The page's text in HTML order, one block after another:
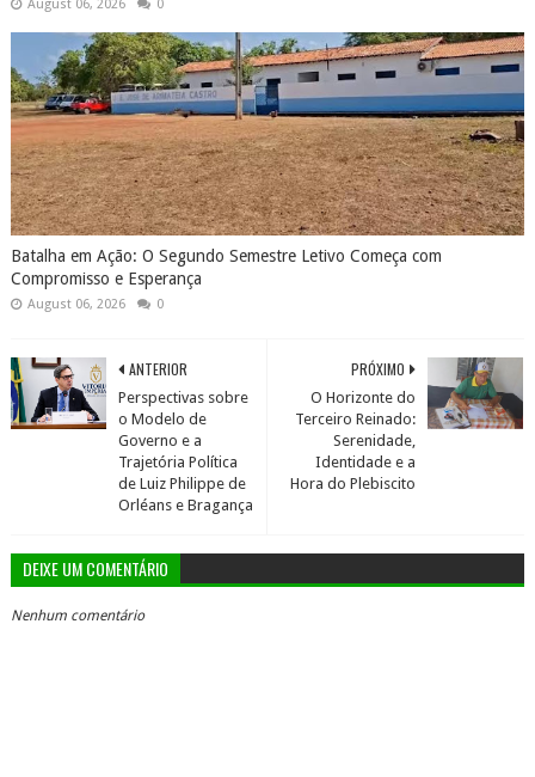
August 06, 2026 0
Batalha em Ação: O Segundo Semestre Letivo Começa com
Compromisso e Esperança
August 06, 2026 0
PRÓXIMO
O Horizonte do
Terceiro Reinado:
Serenidade,
Identidade e a
Hora do Plebiscito
ANTERIOR
Perspectivas sobre
o Modelo de
Governo e a
Trajetória Política
de Luiz Philippe de
Orléans e Bragança
DEIXE UM COMENTÁRIO
Nenhum comentário